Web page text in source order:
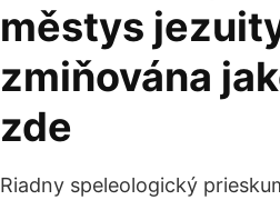
městys
zmiňována
zde
Riadny speleologický